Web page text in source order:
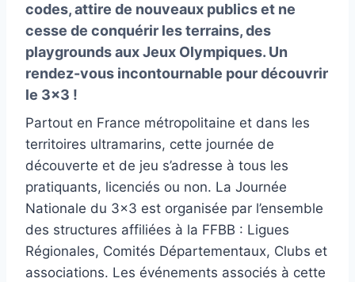
codes, attire de nouveaux publics et ne
cesse de conquérir les terrains, des
playgrounds aux Jeux Olympiques. Un
rendez-vous incontournable pour découvrir
le 3×3 !
Partout en France métropolitaine et dans les
territoires ultramarins, cette journée de
découverte et de jeu s’adresse à tous les
pratiquants, licenciés ou non. La Journée
Nationale du 3×3 est organisée par l’ensemble
des structures affiliées à la FFBB : Ligues
Régionales, Comités Départementaux, Clubs et
associations. Les événements associés à cette